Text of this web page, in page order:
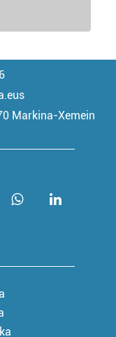
Markina-Xemein